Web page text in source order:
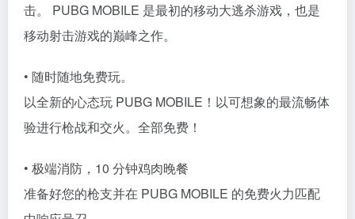
击。 PUBG MOBILE 是最初的移动大逃杀游戏，也是
移动射击游戏的巅峰之作。
• 随时随地免费玩。
以全新的心态玩 PUBG MOBILE！以可想象的最流畅体
验进行枪战和交火。全部免费！
• 极端消防，10 分钟鸡肉晚餐
准备好您的枪支并在 PUBG MOBILE 的免费火力匹配